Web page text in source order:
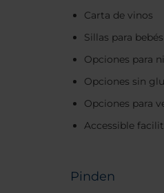
Carta de vinos
Sillas para bebés
Opciones para
Opciones sin
Opciones para
Accessible
Pinden